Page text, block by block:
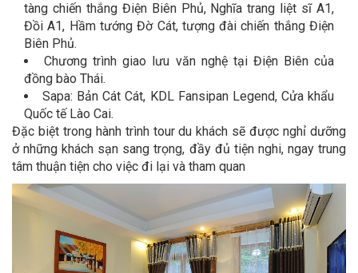
tàng chiến thắng Điện Biên Phủ, Nghĩa trang liệt sĩ A1,
Đồi A1, Hầm tướng Đờ Cát, tượng đài chiến thắng Điện
Biên Phủ.
Chương trình giao lưu văn nghệ tại Điện Biên của
đồng bào Thái.
Sapa: Bản Cát Cát, KDL Fansipan Legend, Cửa khẩu
Quốc tế Lào Cai.
Đặc biệt trong hành trình tour du khách sẽ được nghỉ dưỡng
ở những khách sạn sang trọng, đầy đủ tiện nghi, ngay trung
tâm thuận tiện cho việc đi lại và tham quan